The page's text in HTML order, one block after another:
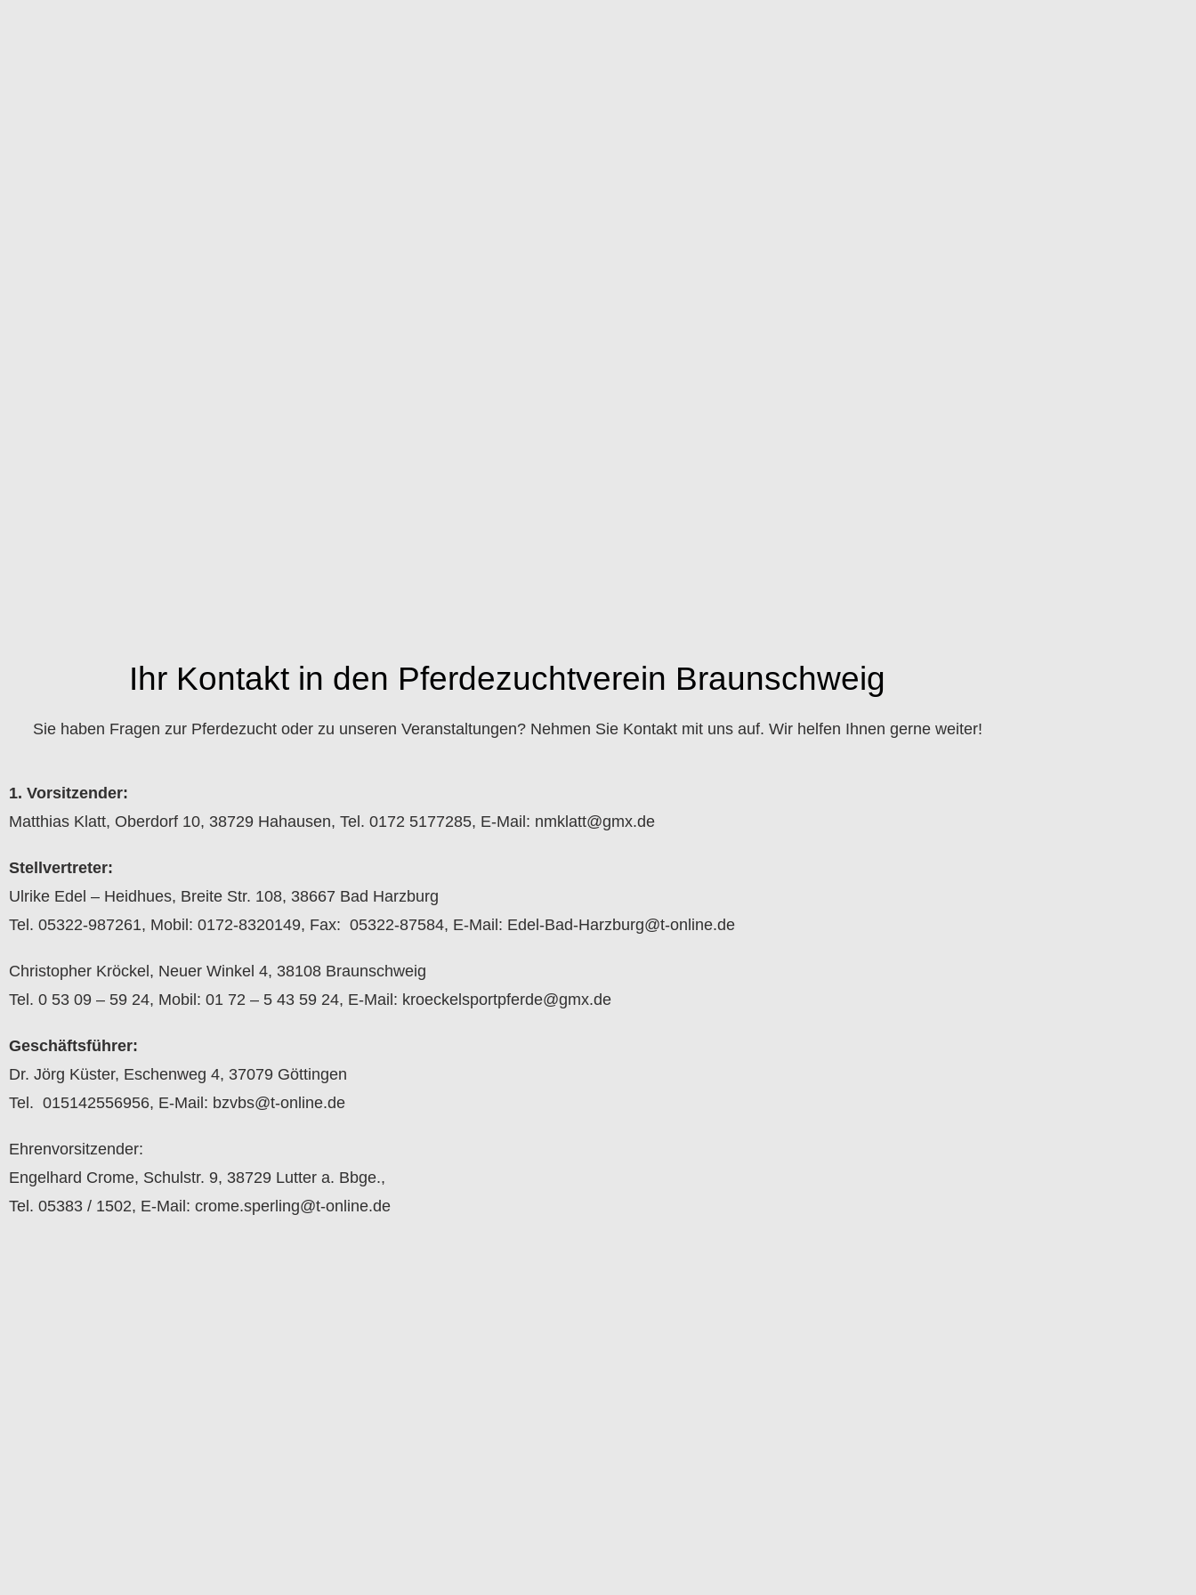
Ihr Kontakt in den Pferdezuchtverein Braunschweig
Sie haben Fragen zur Pferdezucht oder zu unseren Veranstaltungen? Nehmen Sie Kontakt mit uns auf. Wir helfen Ihnen gerne weiter!
1. Vorsitzender:
Matthias Klatt, Oberdorf 10, 38729 Hahausen, Tel. 0172 5177285, E-Mail: nmklatt@gmx.de
Stellvertreter:
Ulrike Edel – Heidhues, Breite Str. 108, 38667 Bad Harzburg
Tel. 05322-987261, Mobil: 0172-8320149, Fax: 05322-87584, E-Mail: Edel-Bad-Harzburg@t-online.de
Christopher Kröckel, Neuer Winkel 4, 38108 Braunschweig
Tel. 0 53 09 – 59 24, Mobil: 01 72 – 5 43 59 24, E-Mail: kroeckelsportpferde@gmx.de
Geschäftsführer:
Dr. Jörg Küster, Eschenweg 4, 37079 Göttingen
Tel. 015142556956, E-Mail: bzvbs@t-online.de
Ehrenvorsitzender:
Engelhard Crome, Schulstr. 9, 38729 Lutter a. Bbge.,
Tel. 05383 / 1502, E-Mail: crome.sperling@t-online.de